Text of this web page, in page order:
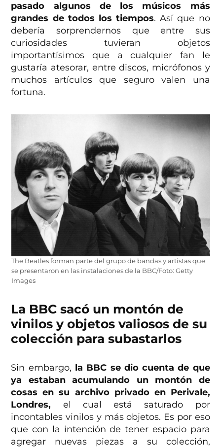
pasado algunos de los músicos más
grandes de todos los tiempos. Así que no
debería sorprendernos que entre sus
curiosidades tuvieran objetos
importantísimos que a cualquier fan le
gustaría atesorar, entre discos, micrófonos y
muchos artículos que seguro valen una
fortuna.
The Beatles forman parte del grupo de bandas y artistas que
se presentaron en las instalaciones de la BBC/Foto: Getty
Images
La BBC sacó un montón de
vinilos y objetos valiosos de su
colección para subastarlos
Sin embargo, la BBC se dio cuenta de que
ya estaban acumulando un montón de
cosas en su archivo privado en Perivale,
Londres, el cual está saturado por
incontables vinilos y más objetos. Es por eso
que con la intención de tener espacio para
agregar nuevas piezas a su colección,